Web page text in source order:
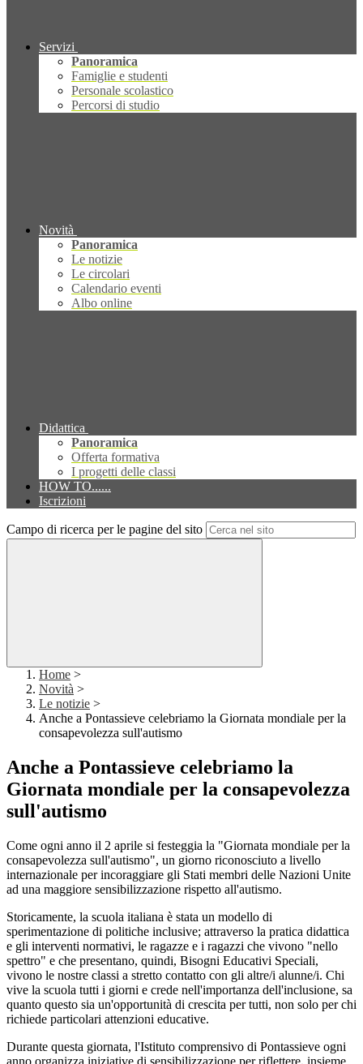
Servizi
Panoramica
Famiglie e studenti
Personale scolastico
Percorsi di studio
Novità
Panoramica
Le notizie
Le circolari
Calendario eventi
Albo online
Didattica
Panoramica
Offerta formativa
I progetti delle classi
HOW TO......
Iscrizioni
Campo di ricerca per le pagine del sito
Home >
Novità >
Le notizie >
Anche a Pontassieve celebriamo la Giornata mondiale per la
consapevolezza sull'autismo
Anche a Pontassieve celebriamo la
Giornata mondiale per la consapevolezza
sull'autismo
Come ogni anno il 2 aprile si festeggia la "Giornata mondiale per la
consapevolezza sull'autismo", un giorno riconosciuto a livello
internazionale per incoraggiare gli Stati membri delle Nazioni Unite
ad una maggiore sensibilizzazione rispetto all'autismo.
Storicamente, la scuola italiana è stata un modello di
sperimentazione di politiche inclusive; attraverso la pratica didattica
e gli interventi normativi, le ragazze e i ragazzi che vivono "nello
spettro" e che presentano, quindi, Bisogni Educativi Speciali,
vivono le nostre classi a stretto contatto con gli altre/i alunne/i. Chi
vive la scuola tutti i giorni e crede nell'importanza dell'inclusione, sa
quanto questo sia un'opportunità di crescita per tutti, non solo per chi
richiede particolari attenzioni educative.
Durante questa giornata, l'Istituto comprensivo di Pontassieve ogni